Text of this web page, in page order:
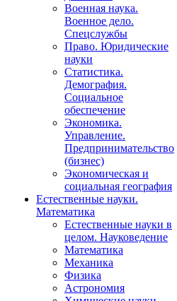
Военная наука.
Военное дело.
Спецслужбы
Право. Юридические
науки
Статистика.
Демография.
Социальное
обеспечение
Экономика.
Управление.
Предпринимательство
(бизнес)
Экономическая и
социальная география
Естественные науки.
Математика
Естественные науки в
целом. Науковедение
Математика
Механика
Физика
Астрономия